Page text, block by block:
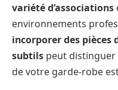
variété d’associations
environnements
incorporer des pièces
subtils peut
de votre garde-robe